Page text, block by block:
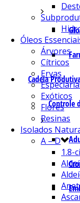
Cadeia
Controle
Óleos
Árvores
Cítricos
Ervas
Exóticos
Flores
Resinas
Isolados
A – D
1.8-